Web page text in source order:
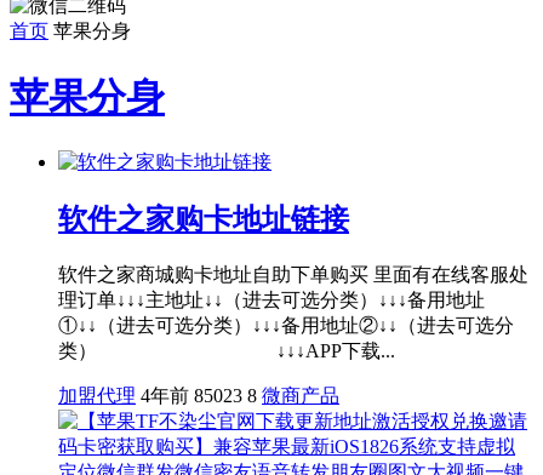
首页 苹果分身
苹果分身
软件之家购卡地址链接
软件之家商城购卡地址自助下单购买 里面有在线客服处
理订单↓↓↓主地址↓↓（进去可选分类）↓↓↓备用地址
①↓↓（进去可选分类）↓↓↓备用地址②↓↓（进去可选分
类） ↓↓↓APP下载...
加盟代理 4年前 85023 8 微商产品